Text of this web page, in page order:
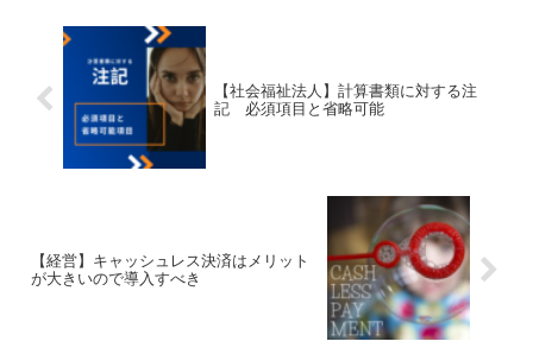
【社会福祉法人】計算書類に対する注
記 必須項目と省略可能
【経営】キャッシュレス決済はメリット
が大きいので導入すべき